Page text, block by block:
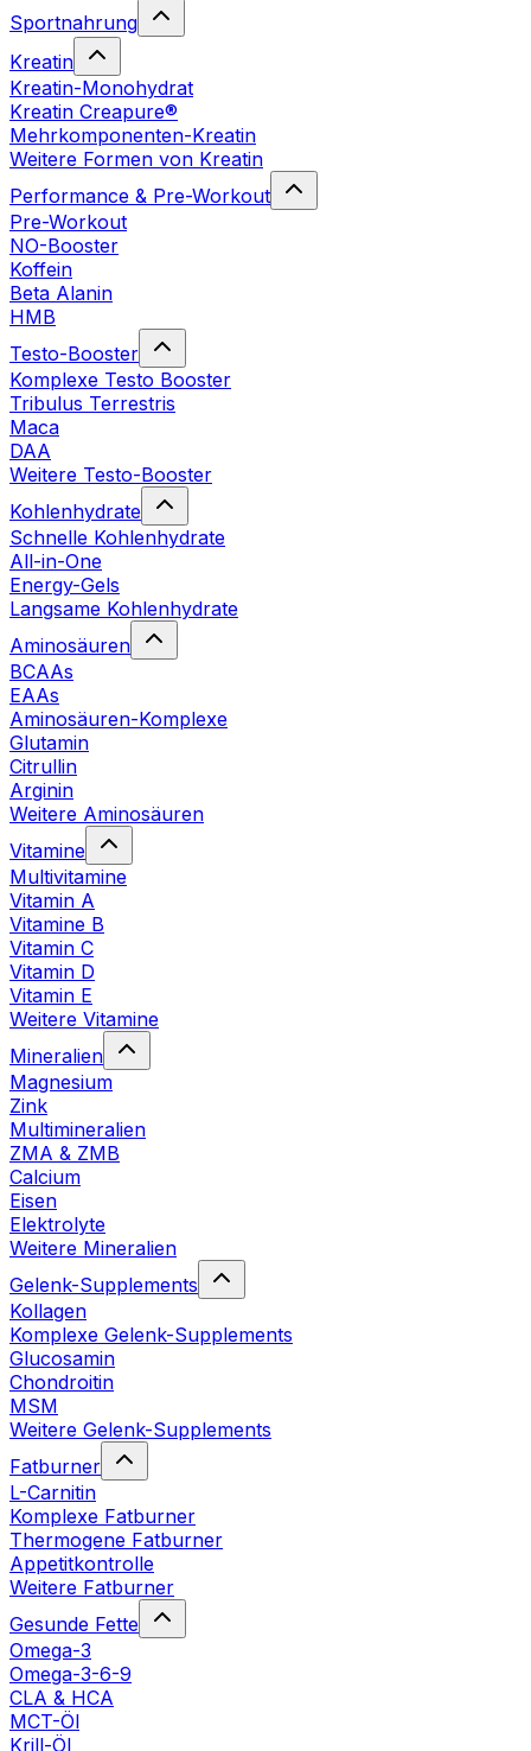
Sportnahrung
Kreatin
Kreatin-Monohydrat
Kreatin Creapure®
Mehrkomponenten-Kreatin
Weitere Formen von Kreatin
Performance & Pre-Workout
Pre-Workout
NO-Booster
Koffein
Beta Alanin
HMB
Testo-Booster
Komplexe Testo Booster
Tribulus Terrestris
Maca
DAA
Weitere Testo-Booster
Kohlenhydrate
Schnelle Kohlenhydrate
All-in-One
Energy-Gels
Langsame Kohlenhydrate
Aminosäuren
BCAAs
EAAs
Aminosäuren-Komplexe
Glutamin
Citrullin
Arginin
Weitere Aminosäuren
Vitamine
Multivitamine
Vitamin A
Vitamine B
Vitamin C
Vitamin D
Vitamin E
Weitere Vitamine
Mineralien
Magnesium
Zink
Multimineralien
ZMA & ZMB
Calcium
Eisen
Elektrolyte
Weitere Mineralien
Gelenk-Supplements
Kollagen
Komplexe Gelenk-Supplements
Glucosamin
Chondroitin
MSM
Weitere Gelenk-Supplements
Fatburner
L-Carnitin
Komplexe Fatburner
Thermogene Fatburner
Appetitkontrolle
Weitere Fatburner
Gesunde Fette
Omega-3
Omega-3-6-9
CLA & HCA
MCT-Öl
Krill-Öl